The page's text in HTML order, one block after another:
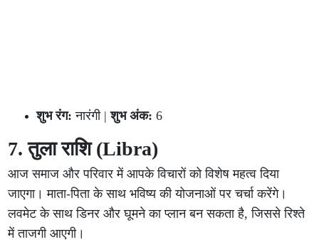
शुभ रंग: नारंगी |शुभ अंक: 6
7. तुला राशि (Libra)
आज समाज और परिवार में आपके विचारों को विशेष महत्व दिया
जाएगा। माता-पिता के साथ भविष्य की योजनाओं पर चर्चा करेंगे।
लवमेट के साथ डिनर और घूमने का प्लान बन सकता है, जिससे रिश्ते
में ताजगी आएगी।